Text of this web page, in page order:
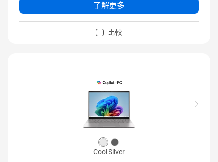
了解更多
比較
Cool Silver